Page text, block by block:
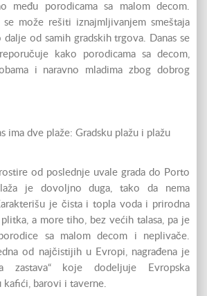
među porodicama sa malom decom.
može rešiti iznajmljivanjem smeštaja
dalje od samih gradskih trgova. Danas se
kako porodicama sa decom,
i naravno mladima zbog dobrog
ima dve plaže: Gradsku plažu i plažu
od poslednje uvale grada do Porto
je dovoljno duga, tako da nema
je čista i topla voda i prirodna
a more tiho, bez većih talasa, pa je
sa malom decom i neplivače.
od najčistijih u Evropi, nagrađena je
zastava“ koje dodeljuje Evropska
kafići, barovi i taverne.